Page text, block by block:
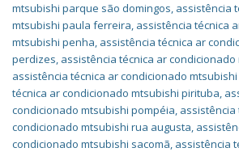
mtsubishi parque são domingos, assistência
mtsubishi paula ferreira, assistência técnica
mtsubishi penha, assistência técnica ar
perdizes, assistência técnica ar
assistência técnica ar condicionado
técnica ar condicionado mtsubishi pirituba,
condicionado mtsubishi pompéia, assistência
condicionado mtsubishi rua augusta,
condicionado mtsubishi sacomã, assistência